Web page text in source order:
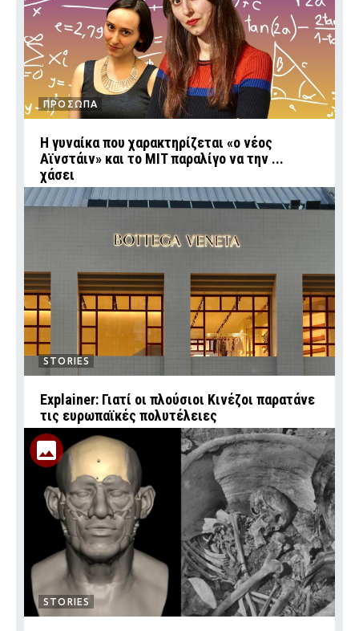
ΠΡΟΣΩΠΑ
Η γυναίκα που χαρακτηρίζεται «ο νέος
Αϊνστάιν» και το MIT παραλίγο να την ...
χάσει
STORIES
Explainer: Γιατί οι πλούσιοι Κινέζοι παρατάνε
τις ευρωπαϊκές πολυτέλειες
STORIES